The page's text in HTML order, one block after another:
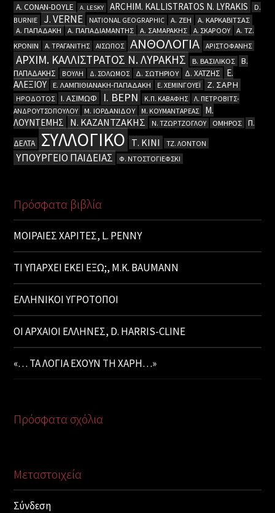
A. CΟΝΑΝ-DOYLE A. LESKY ARCHIM. KALLISTRATOS N. LYRAKIS
D.
BURNIE
J. VERNE NATIONAL GEOGRAPHIC Α. ΖΕΗ
Α. ΚΑΡΚΑΒΙΤΣΑΣ
Α. ΠΑΠΑΔΑΚΗ
Α. ΠΑΠΑΔΙΑΜΑΝΤΗΣ Α. ΣΑΜΑΡΑΚΗΣ Α. ΣΚΑΡΟΟΥ
Α. ΤΖ.
ΚΡΟΝΙΝ
Α. ΤΡΑΓΑΝΙΤΗΣ ΑΙΣΩΠΟΣ ΑΝΘΟΛΟΓΙΑ ΑΡΙΣΤΟΦΑΝΗΣ
ΑΡΧΙΜ. ΚΑΛΛΙΣΤΡΑΤΟΣ Ν. ΛΥΡΑΚΗΣ Β. ΒΑΣΙΛΙΚΟΣ
Β.
ΠΑΠΑΔΑΚΗΣ
ΒΟΥΛΗ Δ. ΣΟΛΩΜΟΣ Δ. ΣΩΤΗΡΙΟΥ Δ. ΧΑΤΖΗΣ
Ε.
ΑΛΕΞΙΟΥ
Ε. ΛΑΜΠΙΘΙΑΝΑΚΗ-ΠΑΠΑΔΑΚΗ Ε. ΧΕΜΙΝΓΟΥΕΪ Ζ. ΣΑΡΗ
ΗΡΟΔΟΤΟΣ Ι. ΑΣΙΜΩΦ Ι. ΒΕΡΝ Κ.Π. ΚΑΒΑΦΗΣ
Λ. ΠΕΤΡΟΒΙΤΣ-
ΑΝΔΡΟΥΤΣΟΠΟΥΛΟΥ
Μ. ΙΟΡΔΑΝΙΔΟΥ Μ. ΚΟΥΜΑΝΤΑΡΕΑΣ
Μ.
ΛΟΥΝΤΕΜΗΣ
Ν. ΚΑΖΑΝΤΖΑΚΗΣ Ν. ΤΖΩΡΤΖΟΓΛΟΥ ΟΜΗΡΟΣ
Π.
ΔΕΛΤΑ
ΣΥΛΛΟΓΙΚΟ Τ. ΚΙΝΙ ΤΖ. ΛΟΝΤΟΝ
ΥΠΟΥΡΓΕΙΟ ΠΑΙΔΕΙΑΣ Φ. ΝΤΟΣΤΟΓΙΕΦΣΚΙ
Πρόσφατα βιβλία
ΜΟΙΡΑΙΕΣ ΧΑΡΙΤΕΣ, L. PENNY
ΤΙ ΥΠΑΡΧΕΙ ΕΚΕΙ ΕΞΩ;, M.K. BAUMANN
ΕΛΛΗΝΙΚΟΙ ΥΓΡΟΤΟΠΟΙ
ΟΙ ΑΡΧΑΙΟΙ ΕΛΛΗΝΕΣ, D. HARRIS-CLINE
«… ΤΑ ΛΟΓΙΑ ΕΧΟΥΝ ΤΗ ΧΑΡΗ…»
Πρόσφατα σχόλια
Μεταστοιχεία
Σύνδεση